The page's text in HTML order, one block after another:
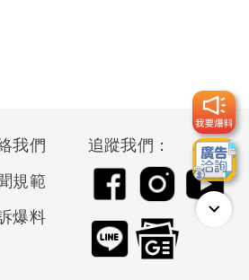
我們
規範
爆料
追蹤我們：